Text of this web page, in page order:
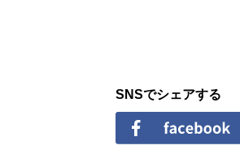
SNSでシェアする